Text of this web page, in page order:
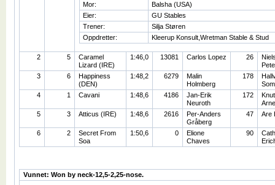
Mor:
Balsha (USA)
Eier:
GU Stables
Trener:
Silja Støren
Oppdretter:
Kleerup Konsult,Wretman Stable & Stud
2 5
Caramel
Lizard (IRE)
1:46,0 13081 Carlos Lopez 26
3
6
Happiness
(DEN)
1:48,2 6279
Malin
Holmberg
178
4
1 Cavani 1:48,6 4186
Jan-Erik
Neuroth
172
5
3 Atticus (IRE) 1:48,6 2616
Per-Anders
Gråberg
47 Are
6 2
Secret From
Soa
1:50,6 0
Elione
Chaves
90
Vunnet: Won by neck-12,5-2,25-nose.